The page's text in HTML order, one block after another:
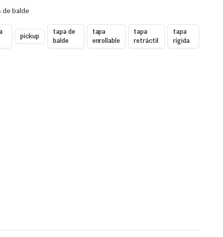
de balde
pickup
tapa de
balde
tapa
enrollable
tapa
retráctil
tapa
rígida